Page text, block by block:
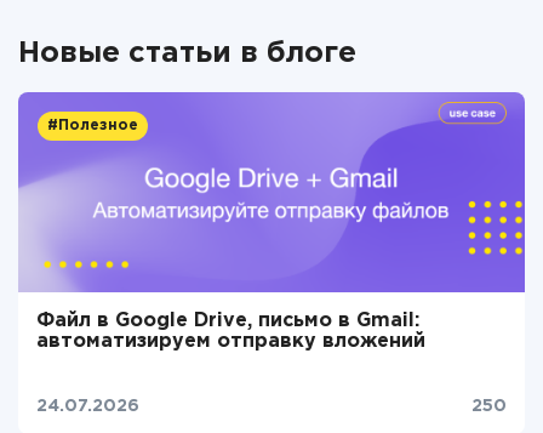
Новые статьи в блоге
#Полезное
Файл в Google Drive, письмо в Gmail:
автоматизируем отправку вложений
24.07.2026 250